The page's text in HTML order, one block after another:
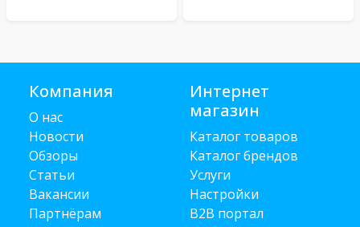
Компания
О нас
Новости
Обзоры
Статьи
Вакансии
Партнёрам
Интернет
магазин
Каталог товаров
Каталог брендов
Услуги
Настройки
B2B портал